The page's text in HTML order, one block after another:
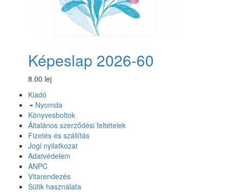
Képeslap 2026-60
8.00 lej
Kiadó
Nyomda
Könyvesboltok
Általános szerződési feltételek
Fizetés és szállítás
Jogi nyilatkozat
Adatvédelem
ANPC
Vitarendezés
Sütik használata